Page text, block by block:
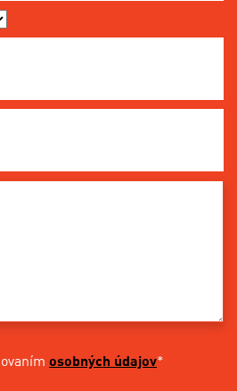
osobných údajov*